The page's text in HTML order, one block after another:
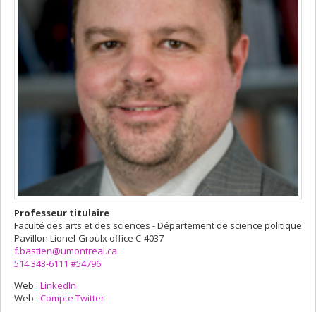
Professeur titulaire
Faculté des arts et des sciences - Département de science politique
Pavillon Lionel-Groulx office C-4037
f.bastien@umontreal.ca
514 343-6111 #54796
Web : LinkedIn
Web : Compte Twitter